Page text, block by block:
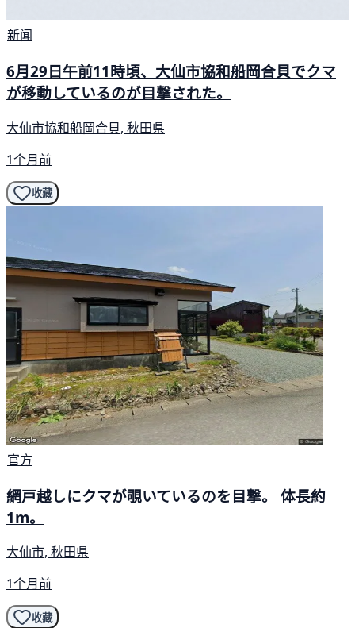
新闻
6月29日午前11時頃、大仙市協和船岡合貝でクマ
が移動しているのが目撃された。
大仙市協和船岡合貝, 秋田県
1个月前
收藏
官方
網戸越しにクマが覗いているのを目撃。 体長約
1m。
大仙市, 秋田県
1个月前
收藏